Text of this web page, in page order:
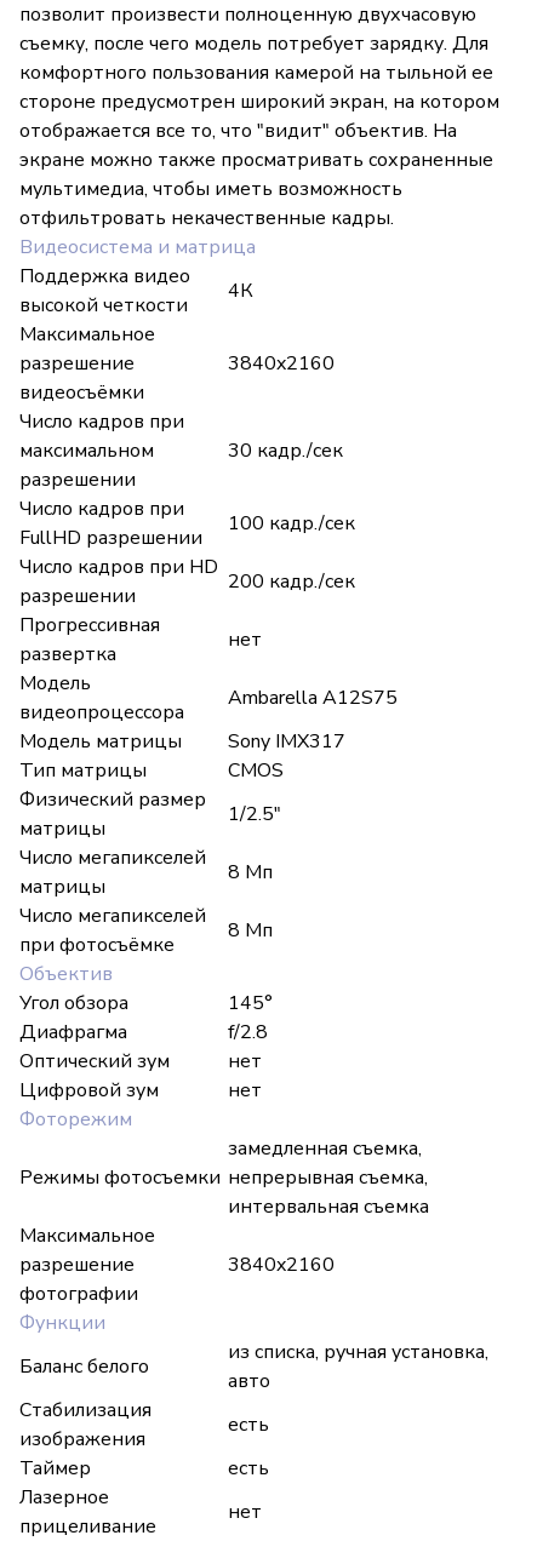
позволит произвести полноценную двухчасовую
съемку, после чего модель потребует зарядку. Для
комфортного пользования камерой на тыльной ее
стороне предусмотрен широкий экран, на котором
отображается все то, что "видит" объектив. На
экране можно также просматривать сохраненные
мультимедиа, чтобы иметь возможность
отфильтровать некачественные кадры.
Видеосистема и матрица
Поддержка видео
высокой четкости
4К
Максимальное
разрешение
видеосъёмки
3840x2160
Число кадров при
максимальном
разрешении
30 кадр./сек
Число кадров при
FullHD разрешении
100 кадр./сек
Число кадров при HD
разрешении
200 кадр./сек
Прогрессивная
развертка
нет
Модель
видеопроцессора
Ambarella A12S75
Модель матрицы
Sony IMX317
Тип матрицы
CMOS
Физический размер
матрицы
1/2.5"
Число мегапикселей
матрицы
8 Мп
Число мегапикселей
при фотосъёмке
8 Мп
Объектив
Угол обзора
145°
Диафрагма
f/2.8
Оптический зум
нет
Цифровой зум
нет
Фоторежим
Режимы фотосъемки
замедленная съемка,
непрерывная съемка,
интервальная съемка
Максимальное
разрешение
фотографии
3840x2160
Функции
Баланс белого
из списка, ручная установка,
авто
Стабилизация
изображения
есть
Таймер
есть
Лазерное
прицеливание
нет